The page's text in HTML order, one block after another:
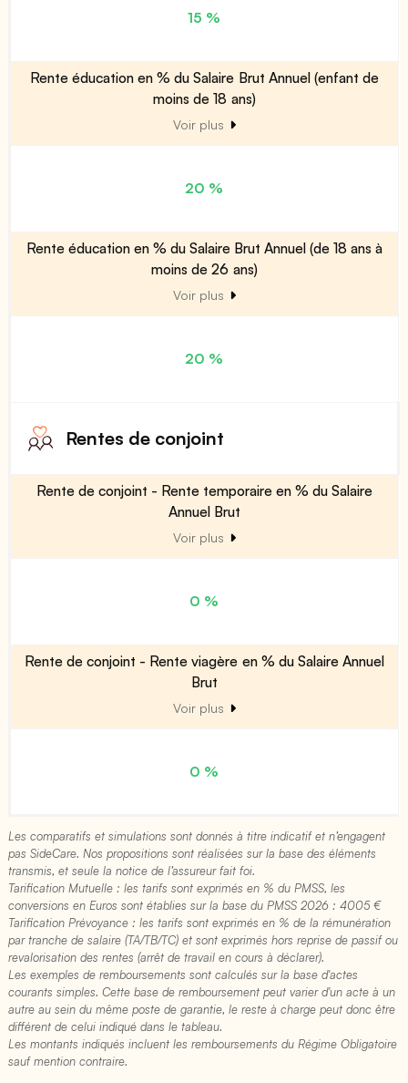
15 %
Rente éducation en % du Salaire Brut Annuel (enfant de
moins de 18 ans)
Voir plus
20 %
Rente éducation en % du Salaire Brut Annuel (de 18 ans à
moins de 26 ans)
Voir plus
20 %
Rentes de conjoint
Rente de conjoint - Rente temporaire en % du Salaire
Annuel Brut
Voir plus
0 %
Rente de conjoint - Rente viagère en % du Salaire Annuel
Brut
Voir plus
0 %
Les comparatifs et simulations sont donnés à titre indicatif et n’engagent
pas SideCare. Nos propositions sont réalisées sur la base des éléments
transmis, et seule la notice de l’assureur fait foi.
Tarification Mutuelle : les tarifs sont exprimés en % du PMSS, les
conversions en Euros sont établies sur la base du PMSS 2026 : 4005 €​
Tarification Prévoyance : les tarifs sont exprimés en % de la rémunération
par tranche de salaire (TA/TB/TC) et sont exprimés hors reprise de passif ou
revalorisation des rentes (arrêt de travail en cours à déclarer).
Les exemples de remboursements sont calculés sur la base d'actes
courants simples. Cette base de remboursement peut varier d'un acte à un
autre au sein du même poste de garantie, le reste à charge peut donc être
différent de celui indiqué dans le tableau.
Les montants indiqués incluent les remboursements du Régime Obligatoire
sauf mention contraire.